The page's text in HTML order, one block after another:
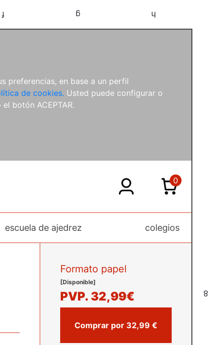
preferencias, en base a un perfil
de cookies. Usted puede configurar o
botón ACEPTAR.
f g h
8
escuela de ajedrez colegios
0
Formato papel
[Disponible]
PVP. 32,99€
Comprar por 32,99 €